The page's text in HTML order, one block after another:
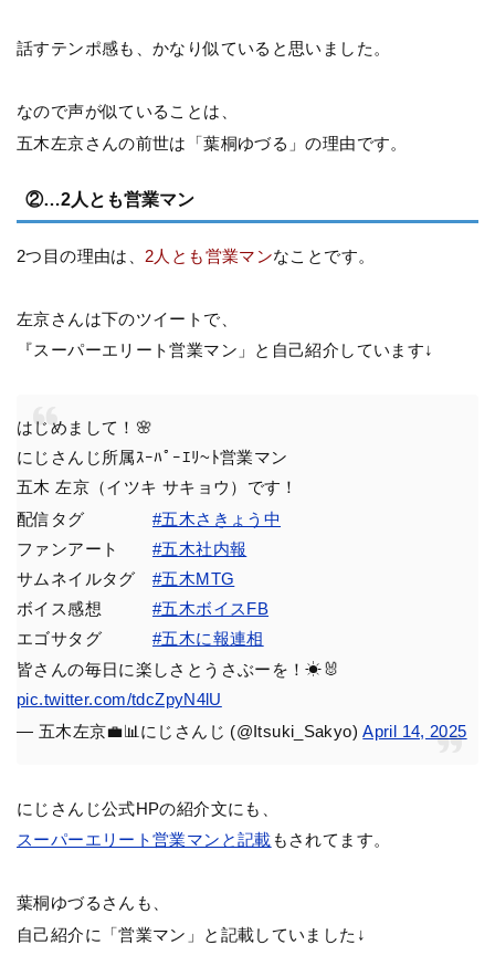
話すテンポ感も、かなり似ていると思いました。
なので声が似ていることは、
五木左京さんの前世は「葉桐ゆづる」の理由です。
②…2人とも営業マン
2つ目の理由は、 2人とも営業マンなことです。
左京さんは下のツイートで、
『スーパーエリート営業マン」と自己紹介しています↓
はじめまして！🌸
にじさんじ所属ｽｰﾊﾟｰｴﾘ~ﾄ営業マン
五木 左京（イツキ サキョウ）です！
配信タグ#五木さきょう中
ファンアート#五木社内報
サムネイルタグ#五木MTG
ボイス感想#五木ボイスFB
エゴサタグ#五木に報連相
皆さんの毎日に楽しさとうさぶーを！☀🐰
pic.twitter.com/tdcZpyN4lU
— 五木左京💼📊にじさんじ (@Itsuki_Sakyo)April 14, 2025
にじさんじ公式HPの紹介文にも、
スーパーエリート営業マンと記載もされてます。
葉桐ゆづるさんも、
自己紹介に「営業マン」と記載していました↓